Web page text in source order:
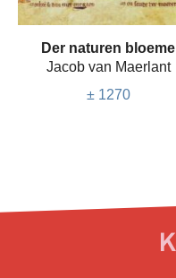
Der naturen bloeme
Jacob van Maerlant
± 1270